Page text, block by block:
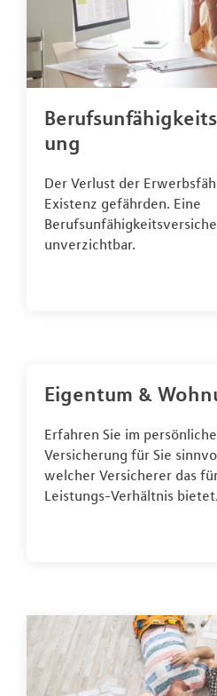
ung
Der Verlust der
Existenz gefährden. Eine
unverzichtbar.
Eigentum &
Erfahren Sie im
Versicherung für Sie
welcher Versicherer das
Leistungs-Verhältnis bietet.